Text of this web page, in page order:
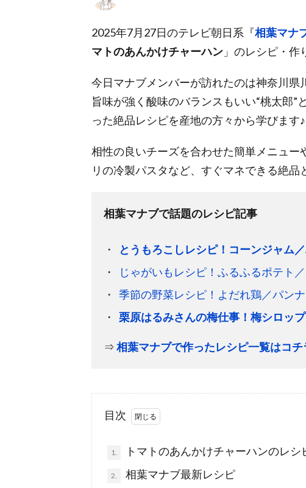
2025年7月27日のテレビ朝日系『相葉マナ
マトのあんかけチャーハン」のレシピ・作
今日マナブメンバーが訪れたのは神奈川県
旨味が強く酸味のバランスもいい“桃太郎
った絶品レシピを産地の方々から学びます♪
相性の良いチーズを合わせた簡単メニュ
リの冷製パスタなど、すぐマネできる絶
相葉マナブで話題のレシピ記事
とうもろこしレシピ！コーンジャム
じゃがいもレシピ！ふるふるポテト
季節の野菜レシピ！よだれ鶏／パン
栗原はるみさんの梅仕事！梅シロッ
⇒相葉マナブで作ったレシピ一覧はコチ
目次
1. トマトのあんかけチャーハンのレシ
2. 相葉マナブ最新レシピ